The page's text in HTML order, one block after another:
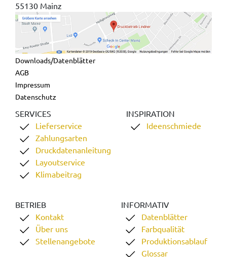
55130 Mainz
Downloads/Datenblätter
AGB
Impressum
Datenschutz
SERVICES
Lieferservice
Zahlungsarten
Druckdatenanleitung
Layoutservice
Klimabeitrag
INSPIRATION
Ideenschmiede
BETRIEB
Kontakt
Über uns
Stellenangebote
INFORMATIV
Datenblätter
Farbqualität
Produktionsablauf
Glossar